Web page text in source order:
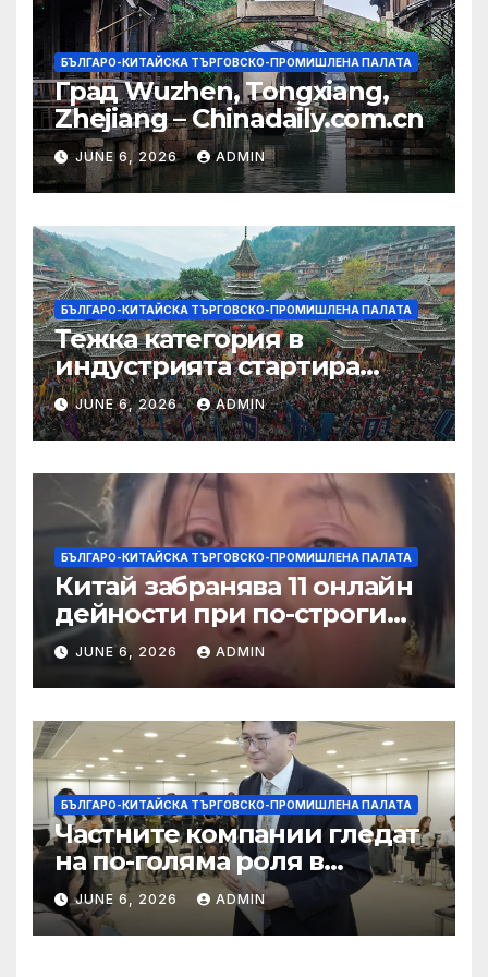
БЪЛГАРО-КИТАЙСКА ТЪРГОВСКО-ПРОМИШЛЕНА ПАЛАТА
Град Wuzhen, Tongxiang,
Zhejiang – Chinadaily.com.cn
JUNE 6, 2026 ADMIN
БЪЛГАРО-КИТАЙСКА ТЪРГОВСКО-ПРОМИШЛЕНА ПАЛАТА
Тежка категория в
индустрията стартира
алианс за космическа
слънчева енергия
JUNE 6, 2026 ADMIN
БЪЛГАРО-КИТАЙСКА ТЪРГОВСКО-ПРОМИШЛЕНА ПАЛАТА
Китай забранява 11 онлайн
дейности при по-строги
правила за ограничаване на
слуховете и
кибернасилниците
JUNE 6, 2026 ADMIN
БЪЛГАРО-КИТАЙСКА ТЪРГОВСКО-ПРОМИШЛЕНА ПАЛАТА
Частните компании гледат
на по-голяма роля в
стратегическата
енергетика
JUNE 6, 2026 ADMIN